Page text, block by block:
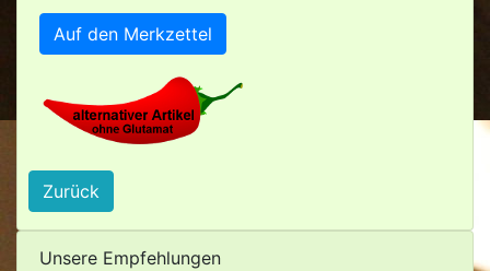
Auf den Merkzettel
Zurück
Unsere Empfehlungen